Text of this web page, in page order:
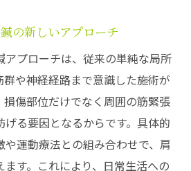
の新しいアプローチ
アプローチは、従来の単純な局所
や神経経路まで意識した施術が
損傷部位だけでなく周囲の筋緊張
る要因となるからです。具体的
や運動療法との組み合わせで、肩
す。これにより、日常生活への